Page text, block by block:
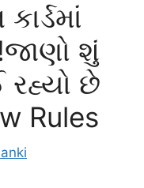
શું
છે
Rules